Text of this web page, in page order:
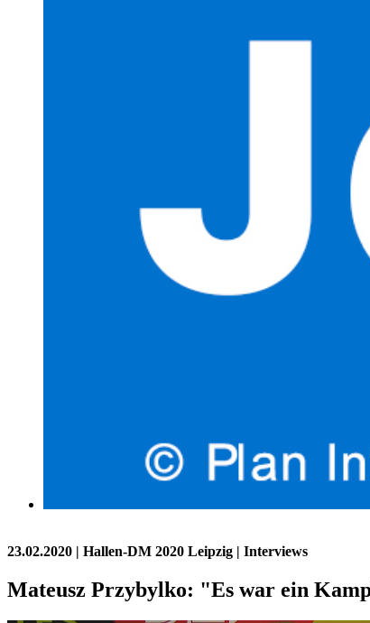
23.02.2020 | Hallen-DM 2020 Leipzig | Interviews
Mateusz Przybylko: "Es war ein